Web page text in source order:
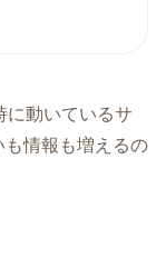
に動いているサ
情報も増えるの